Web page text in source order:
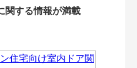
関する情報が満載